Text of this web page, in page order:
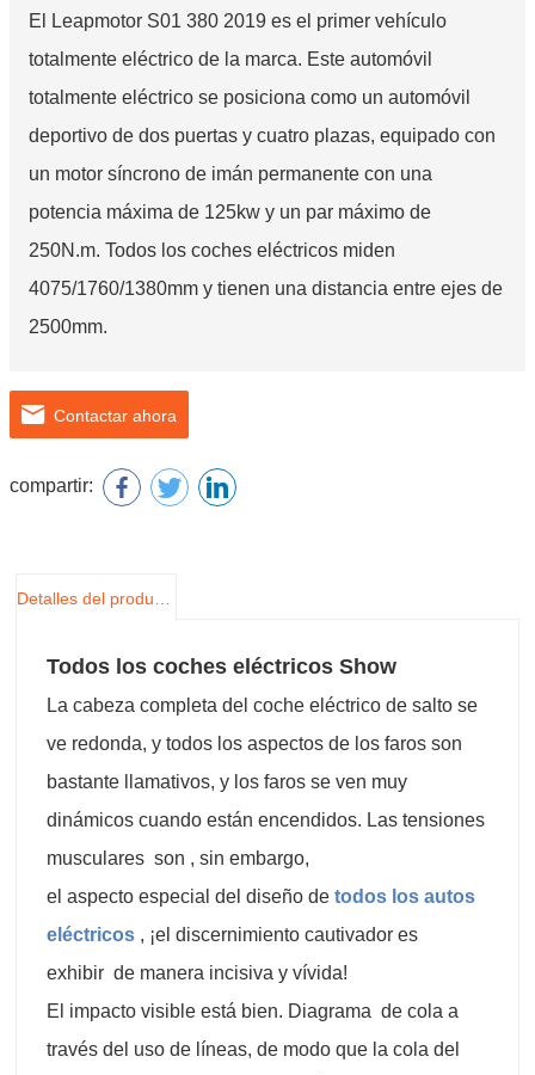
El Leapmotor S01 380 2019 es el primer vehículo
totalmente eléctrico de la marca. Este automóvil
totalmente eléctrico se posiciona como un automóvil
deportivo de dos puertas y cuatro plazas, equipado con
un motor síncrono de imán permanente con una
potencia máxima de 125kw y un par máximo de
250N.m. Todos los coches eléctricos miden
4075/1760/1380mm y tienen una distancia entre ejes de
2500mm.
Contactar ahora
compartir:
Todos los coches eléctricos Show
La cabeza completa del coche eléctrico de salto se
ve redonda, y todos los aspectos de los faros son
bastante llamativos, y los faros se ven muy
dinámicos cuando están encendidos. Las tensiones
musculares son , sin embargo,
el aspecto especial del diseño de todos los autos
eléctricos , ¡el discernimiento cautivador es
exhibir de manera incisiva y vívida!
El impacto visible está bien. Diagrama de cola a
través del uso de líneas, de modo que la cola del